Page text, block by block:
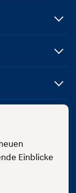
Einblicke